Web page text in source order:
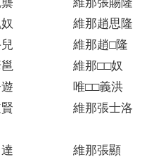
龒 維那張賜隆
奴 維那趙思隆
兒 維那趙□隆 維
邕 維那□□奴 維
遊 唯□□義洪 維
賢 維那張士洛
達 維那張顯 維